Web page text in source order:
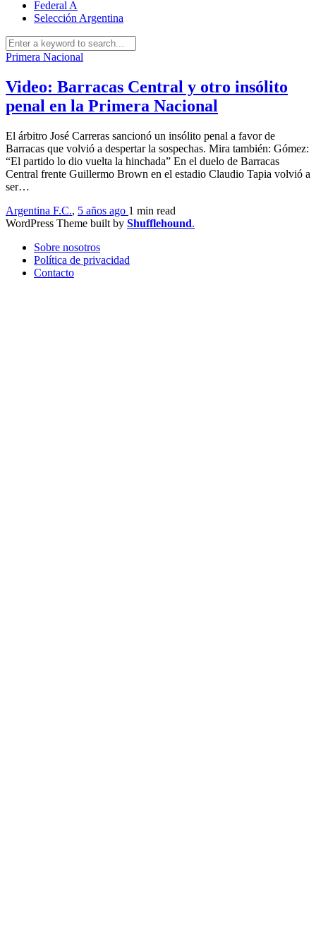
Federal A
Selección Argentina
Primera Nacional
Video: Barracas Central y otro insólito
penal en la Primera Nacional
El árbitro José Carreras sancionó un insólito penal a favor de
Barracas que volvió a despertar la sospechas. Mira también: Gómez:
“El partido lo dio vuelta la hinchada” En el duelo de Barracas
Central frente Guillermo Brown en el estadio Claudio Tapia volvió a
ser…
Argentina F.C., 5 años ago 1 min read
WordPress Theme built by Shufflehound.
Sobre nosotros
Política de privacidad
Contacto